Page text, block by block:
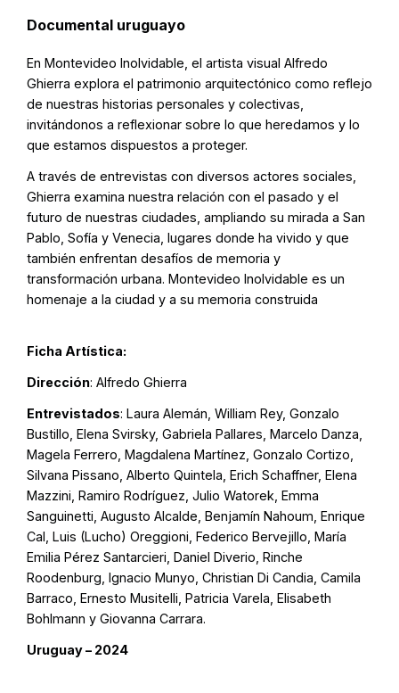
Documental uruguayo
En Montevideo Inolvidable, el artista visual Alfredo
Ghierra explora el patrimonio arquitectónico como reflejo
de nuestras historias personales y colectivas,
invitándonos a reflexionar sobre lo que heredamos y lo
que estamos dispuestos a proteger.
A través de entrevistas con diversos actores sociales,
Ghierra examina nuestra relación con el pasado y el
futuro de nuestras ciudades, ampliando su mirada a San
Pablo, Sofía y Venecia, lugares donde ha vivido y que
también enfrentan desafíos de memoria y
transformación urbana. Montevideo Inolvidable es un
homenaje a la ciudad y a su memoria construida
Ficha Artística:
Dirección: Alfredo Ghierra
Entrevistados: Laura Alemán, William Rey, Gonzalo
Bustillo, Elena Svirsky, Gabriela Pallares, Marcelo Danza,
Magela Ferrero, Magdalena Martínez, Gonzalo Cortizo,
Silvana Pissano, Alberto Quintela, Erich Schaffner, Elena
Mazzini, Ramiro Rodríguez, Julio Watorek, Emma
Sanguinetti, Augusto Alcalde, Benjamín Nahoum, Enrique
Cal, Luis (Lucho) Oreggioni, Federico Bervejillo, María
Emilia Pérez Santarcieri, Daniel Diverio, Rinche
Roodenburg, Ignacio Munyo, Christian Di Candia, Camila
Barraco, Ernesto Musitelli, Patricia Varela, Elisabeth
Bohlmann y Giovanna Carrara.
Uruguay – 2024